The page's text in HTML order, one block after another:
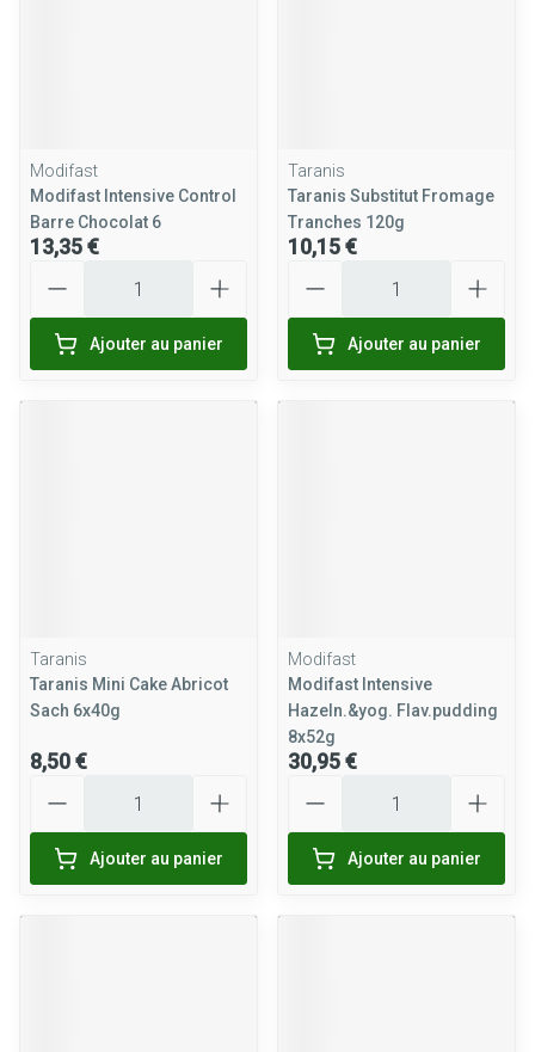
Modifast
Modifast Intensive Control
Barre Chocolat 6
13,35 €
Ajouter au panier
Taranis
Taranis Substitut Fromage
Tranches 120g
10,15 €
Ajouter au panier
Taranis
Taranis Mini Cake Abricot
Sach 6x40g
8,50 €
Ajouter au panier
Modifast
Modifast Intensive
Hazeln.&yog. Flav.pudding
8x52g
30,95 €
Ajouter au panier